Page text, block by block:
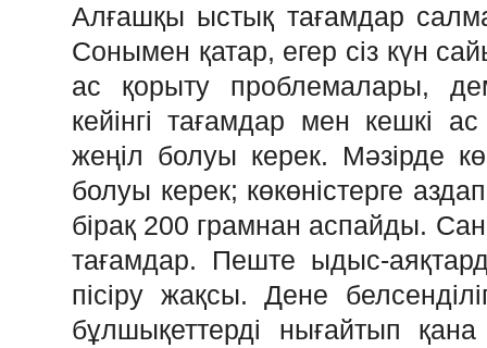
Алғашқы ыстық тағамдар
Сонымен қатар, егер сіз күн
ас қорыту проблемалары,
кейінгі тағамдар мен кешкі
жеңіл болуы керек. Мәзірде
болуы керек; көкөністерге
бірақ 200 грамнан аспайды.
тағамдар. Пеште ыдыс-
пісіру жақсы. Дене
бұлшықеттерді нығайтып